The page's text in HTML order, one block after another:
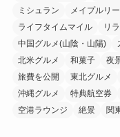
ミシュラン
メイプルリ
ライフタイムマイル
リ
中国グルメ(山陰・山陽)
北米グルメ
和菓子 夜
旅費を公開
東北グルメ
沖縄グルメ
特典航空券
空港ラウンジ
絶景 関